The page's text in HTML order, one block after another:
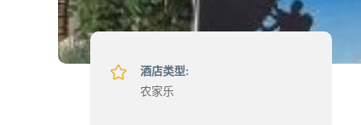
酒店类型:
农家乐